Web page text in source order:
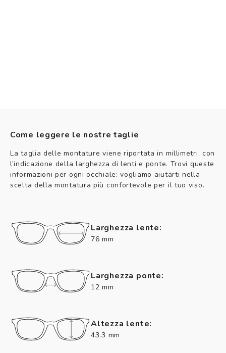
Come leggere le nostre taglie
La taglia delle montature viene riportata in millimetri, con
l’indicazione della larghezza di lenti e ponte. Trovi queste
informazioni per ogni occhiale: vogliamo aiutarti nella
scelta della montatura più confortevole per il tuo viso.
Larghezza lente:
76 mm
Larghezza ponte:
12 mm
Altezza lente:
43.3 mm